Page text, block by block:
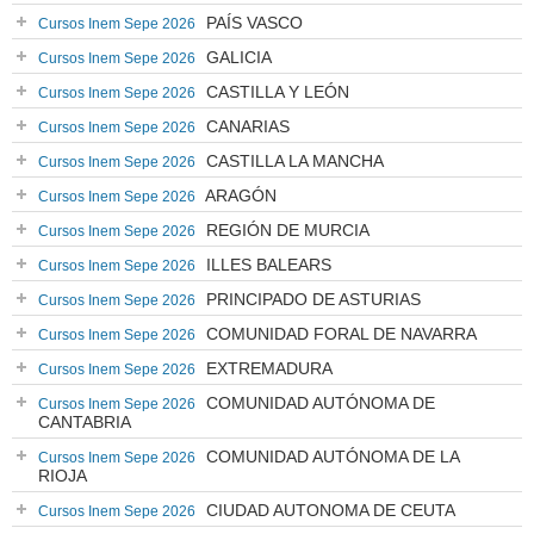
Cursos Inem Sepe 2026 PAÍS VASCO
Cursos Inem Sepe 2026 GALICIA
Cursos Inem Sepe 2026 CASTILLA Y LEÓN
Cursos Inem Sepe 2026 CANARIAS
Cursos Inem Sepe 2026 CASTILLA LA MANCHA
Cursos Inem Sepe 2026 ARAGÓN
Cursos Inem Sepe 2026 REGIÓN DE MURCIA
Cursos Inem Sepe 2026 ILLES BALEARS
Cursos Inem Sepe 2026 PRINCIPADO DE ASTURIAS
Cursos Inem Sepe 2026 COMUNIDAD FORAL DE NAVARRA
Cursos Inem Sepe 2026 EXTREMADURA
Cursos Inem Sepe 2026
COMUNIDAD AUTÓNOMA DE
CANTABRIA
Cursos Inem Sepe 2026
COMUNIDAD AUTÓNOMA DE LA
RIOJA
Cursos Inem Sepe 2026 CIUDAD AUTONOMA DE CEUTA